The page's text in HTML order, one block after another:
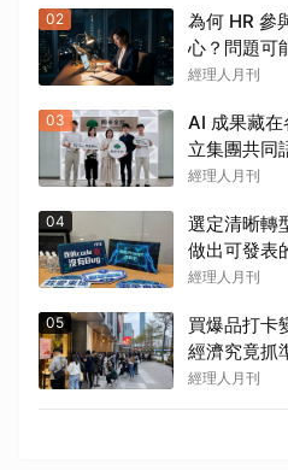
02
為何 HR 參
心？問題可
經理人月刊
03
AI 成果藏在
立集團共同
經理人月刊
04
選定清晰轉
做出可發表
經理人月刊
05
買爆品打卡
經濟究竟抓
經理人月刊